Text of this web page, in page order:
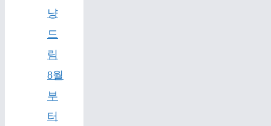
냥
드
림
8월
부
터